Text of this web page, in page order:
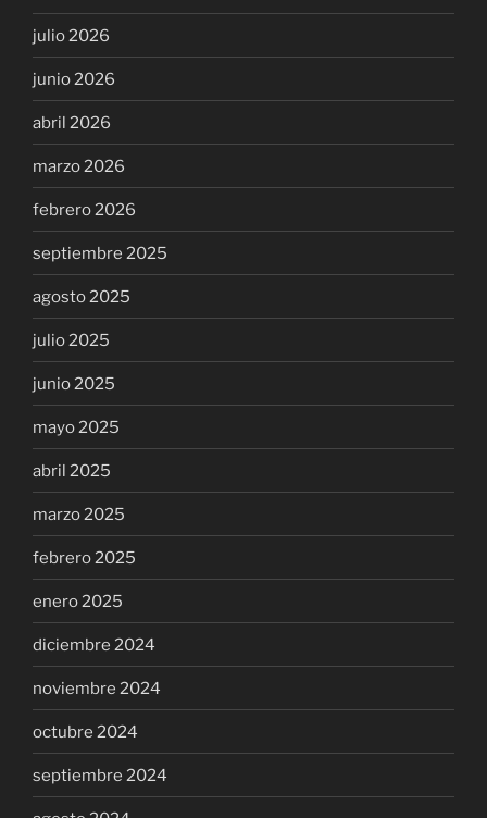
julio 2026
junio 2026
abril 2026
marzo 2026
febrero 2026
septiembre 2025
agosto 2025
julio 2025
junio 2025
mayo 2025
abril 2025
marzo 2025
febrero 2025
enero 2025
diciembre 2024
noviembre 2024
octubre 2024
septiembre 2024